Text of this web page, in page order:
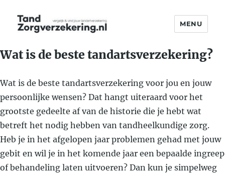
TandZorgverzekering.nl
MENU
Wat is de beste tandartsverzekering?
Wat is de beste tandartsverzekering voor jou en jouw
persoonlijke wensen? Dat hangt uiteraard voor het
grootste gedeelte af van de historie die je hebt wat
betreft het nodig hebben van tandheelkundige zorg.
Heb je in het afgelopen jaar problemen gehad met jouw
gebit en wil je in het komende jaar een bepaalde ingreep
of behandeling laten uitvoeren? Dan kun je simpelweg